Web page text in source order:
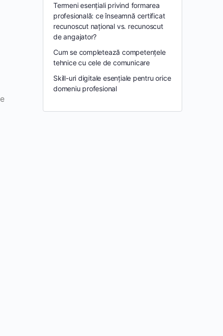
Termeni esențiali privind formarea
profesională: ce înseamnă certificat
recunoscut național vs. recunoscut
de angajator?
Cum se completează competențele
tehnice cu cele de comunicare
Skill-uri digitale esențiale pentru orice
domeniu profesional